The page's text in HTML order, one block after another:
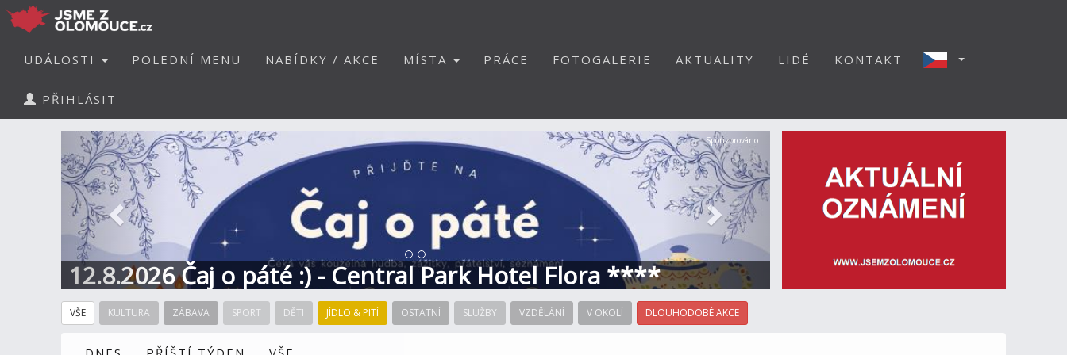
UDÁLOSTI POLEDNÍ MENU NABÍDKY / AKCE MÍSTA PRÁCE FOTOGALERIE AKTUALITY LIDÉ KONTAKT
PŘIHLÁSIT
12.8.2026 Čaj o páté :) - Central Park Hotel Flora ****
Předchozí Další
Sponzorováno
VŠE KULTURA ZÁBAVA SPORT DĚTI JÍDLO & PITÍ OSTATNÍ SLUŽBY VZDĚLÁNÍ V OKOLÍ DLOUHODOBÉ AKCE